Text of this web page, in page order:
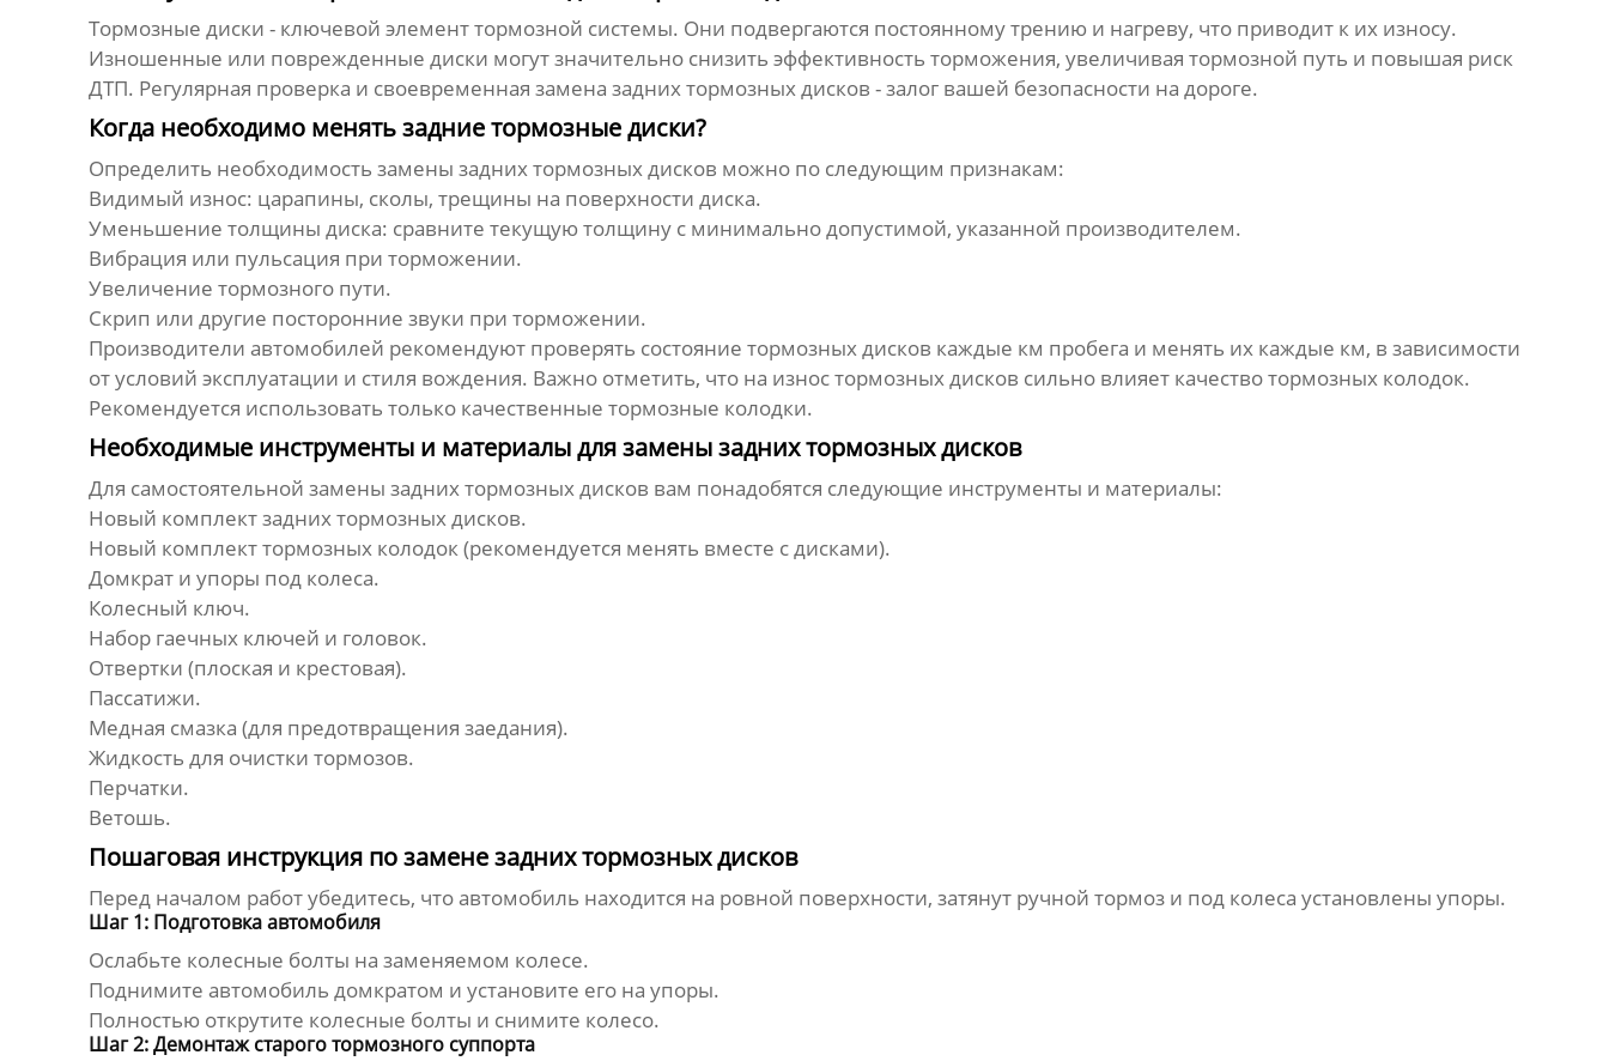
Тормозные диски - ключевой элемент тормозной системы. Они подвергаются постоянному трению и нагреву, что приводит к их износу.
Изношенные или поврежденные диски могут значительно снизить эффективность торможения, увеличивая тормозной путь и повышая риск
ДТП. Регулярная проверка и своевременная замена задних тормозных дисков - залог вашей безопасности на дороге.
Когда необходимо менять задние тормозные диски?
Определить необходимость замены задних тормозных дисков можно по следующим признакам:
Видимый износ: царапины, сколы, трещины на поверхности диска.
Уменьшение толщины диска: сравните текущую толщину с минимально допустимой, указанной производителем.
Вибрация или пульсация при торможении.
Увеличение тормозного пути.
Скрип или другие посторонние звуки при торможении.
Производители автомобилей рекомендуют проверять состояние тормозных дисков каждые км пробега и менять их каждые км, в зависимости
от условий эксплуатации и стиля вождения. Важно отметить, что на износ тормозных дисков сильно влияет качество тормозных колодок.
Рекомендуется использовать только качественные тормозные колодки.
Необходимые инструменты и материалы для замены задних тормозных дисков
Для самостоятельной замены задних тормозных дисков вам понадобятся следующие инструменты и материалы:
Новый комплектзадних тормозных дисков.
Новый комплект тормозных колодок (рекомендуется менять вместе с дисками).
Домкрат и упоры под колеса.
Колесный ключ.
Набор гаечных ключей и головок.
Отвертки (плоская и крестовая).
Пассатижи.
Медная смазка (для предотвращения заедания).
Жидкость для очистки тормозов.
Перчатки.
Ветошь.
Пошаговая инструкция по замене задних тормозных дисков
Перед началом работ убедитесь, что автомобиль находится на ровной поверхности, затянут ручной тормоз и под колеса установлены упоры.
Шаг 1: Подготовка автомобиля
Ослабьте колесные болты на заменяемом колесе.
Поднимите автомобиль домкратом и установите его на упоры.
Полностью открутите колесные болты и снимите колесо.
Шаг 2: Демонтаж старого тормозного суппорта